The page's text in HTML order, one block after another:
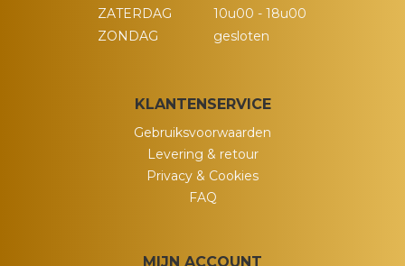
ZATERDAG
10u00 - 18u00
ZONDAG
gesloten
KLANTENSERVICE
Gebruiksvoorwaarden
Levering & retour
Privacy & Cookies
FAQ
MIJN ACCOUNT